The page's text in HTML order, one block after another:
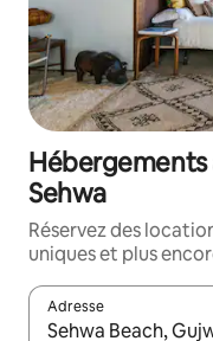
Hébergements
Sehwa
Réservez des
uniques et plus
Adresse
Lorsque les résultats